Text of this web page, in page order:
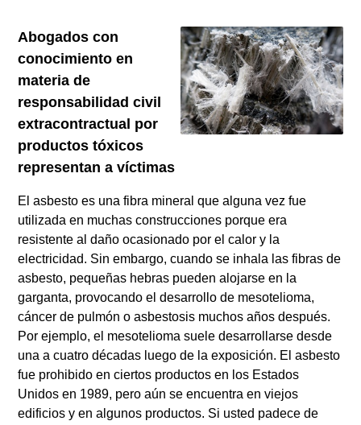
Abogados con
conocimiento en
materia de
responsabilidad civil
extracontractual por
productos tóxicos
representan a víctimas
El asbesto es una fibra mineral que alguna vez fue
utilizada en muchas construcciones porque era
resistente al daño ocasionado por el calor y la
electricidad. Sin embargo, cuando se inhala las fibras de
asbesto, pequeñas hebras pueden alojarse en la
garganta, provocando el desarrollo de mesotelioma,
cáncer de pulmón o asbestosis muchos años después.
Por ejemplo, el mesotelioma suele desarrollarse desde
una a cuatro décadas luego de la exposición. El asbesto
fue prohibido en ciertos productos en los Estados
Unidos en 1989, pero aún se encuentra en viejos
edificios y en algunos productos. Si usted padece de